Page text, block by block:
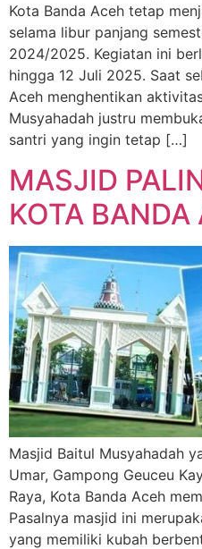
Kota Banda Aceh tetap
selama libur panjang
2024/2025. Kegiatan ini
hingga 12 Juli 2025. Saat
Aceh menghentikan
Musyahadah justru
santri yang ingin tetap […]
MASJID
KOTA BANDA
Masjid Baitul Musyahadah
Umar, Gampong Geuceu
Raya, Kota Banda Aceh
Pasalnya masjid ini
yang memiliki kubah